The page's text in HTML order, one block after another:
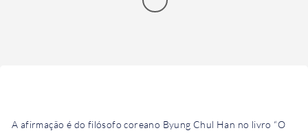
A afirmação é do filósofo coreano Byung Chul Han no livro “O